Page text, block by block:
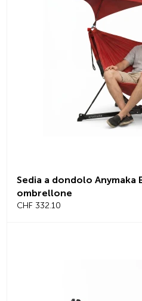
Sedia a dondolo Anymaka
ombrellone
CHF 332.10